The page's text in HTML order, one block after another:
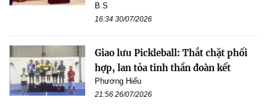
B.S
16:34 30/07/2026
Giao lưu Pickleball: Thắt chặt phối
hợp, lan tỏa tinh thần đoàn kết
Phương Hiếu
21:56 26/07/2026